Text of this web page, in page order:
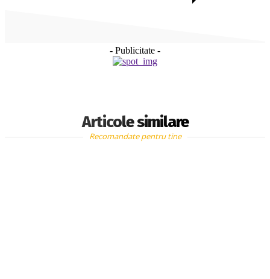
- Publicitate -
Articole similare
Recomandate pentru tine